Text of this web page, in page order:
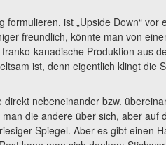
formulieren, ist „Upside Down“
freundlich, könnte man von
kanadische Produktion aus
ist, denn eigentlich klingt die
direkt nebeneinander bzw.
die andere über sich, aber auf
Spiegel. Aber es gibt einen